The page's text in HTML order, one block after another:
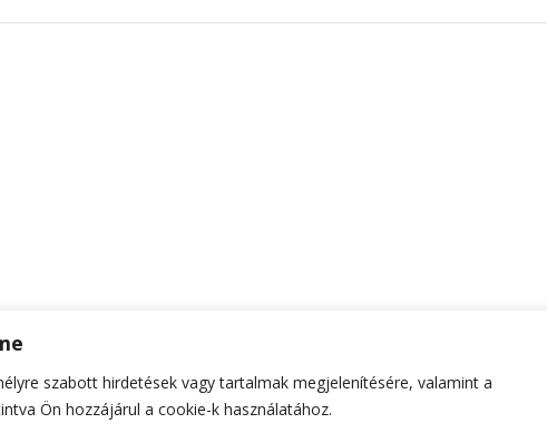
szabott hirdetések vagy tartalmak megjelenítésére, valamint a
Ön hozzájárul a cookie-k használatához.
fenntartva.Hello Fashion | Fejlesztette